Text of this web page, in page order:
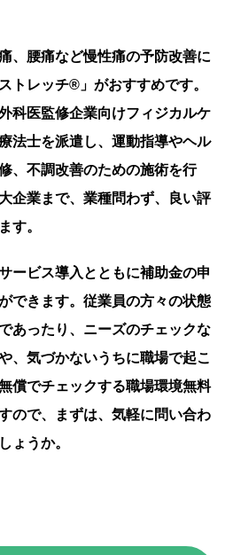
、腰痛など慢性痛の予防改善に
トレッチ®」がおすすめです。
科医監修企業向けフィジカルケ
法士を派遣し、運動指導やヘル
、不調改善のための施術を行
企業まで、業種問わず、良い評
す。
ービス導入とともに補助金の申
できます。従業員の方々の状態
あったり、ニーズのチェックな
、気づかないうちに職場で起こ
償でチェックする職場環境無料
ので、まずは、気軽に問い合わ
ょうか。